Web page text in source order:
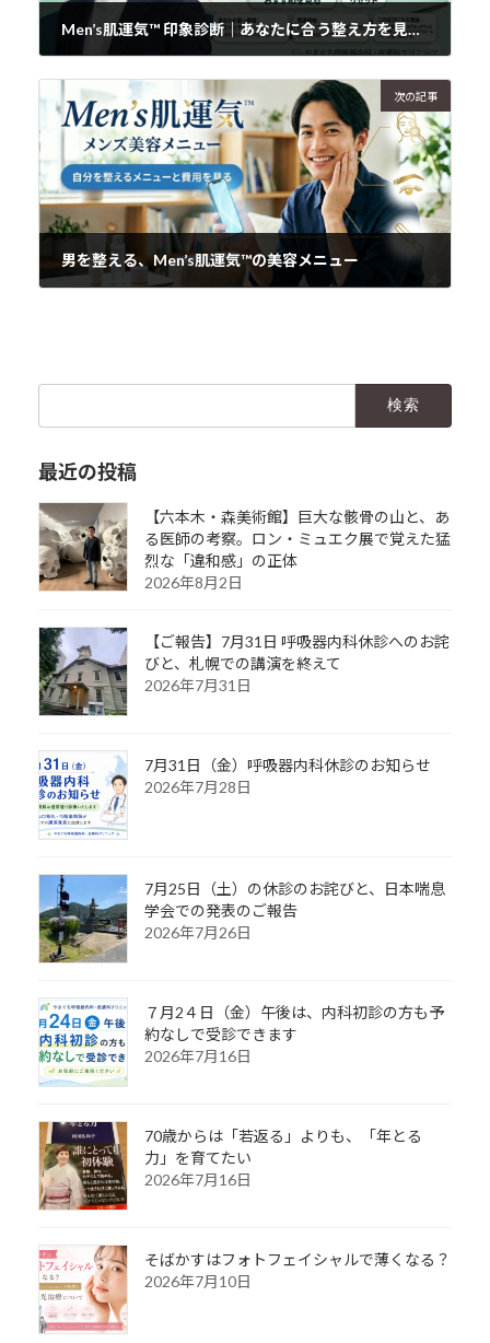
Men’s肌運気™ 印象診断｜あなたに合う整え方を見つける
次の記事
男を整える、Men’s肌運気™の美容メニュー
最近の投稿
【六本木・森美術館】巨大な骸骨の山と、あ
る医師の考察。ロン・ミュエク展で覚えた猛
烈な「違和感」の正体
2026年8月2日
【ご報告】7月31日 呼吸器内科休診へのお詫
びと、札幌での講演を終えて
2026年7月31日
7月31日（金）呼吸器内科休診のお知らせ
2026年7月28日
7月25日（土）の休診のお詫びと、日本喘息
学会での発表のご報告
2026年7月26日
７月2４日（金）午後は、内科初診の方も予
約なしで受診できます
2026年7月16日
70歳からは「若返る」よりも、「年とる
力」を育てたい
2026年7月16日
そばかすはフォトフェイシャルで薄くなる？
2026年7月10日